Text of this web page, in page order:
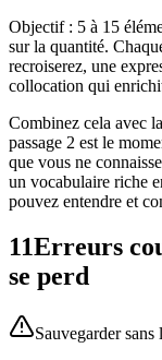
Objectif : 5 à 15
sur la quantité.
recroiserez, une
collocation qui
Combinez cela avec
passage 2 est le
que vous ne
un vocabulaire riche
pouvez entendre et
11Erreurs
se perd
Sauvegarder sans